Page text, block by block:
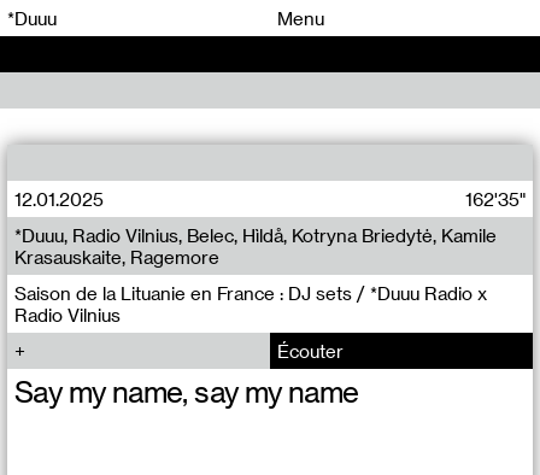
*Duuu Menu
12.01.2025 162'35"
Saison de la Lituanie en France : DJ sets / *Duuu Radio x
Radio Vilnius
*Duuu, Radio Vilnius, Belec, Hìldå, Kotryna Briedytė, Kamile
Krasauskaite, Ragemore
Écouter
Say my name, say my name
00 00
00 00